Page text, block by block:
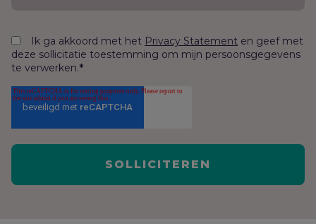
Ik ga akkoord met het Privacy Statement en geef met
deze sollicitatie toestemming om mijn persoonsgegevens
te verwerken.*